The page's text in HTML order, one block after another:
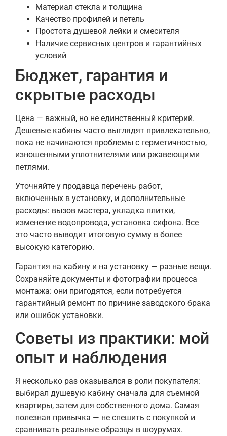
Материал стекла и толщина
Качество профилей и петель
Простота душевой лейки и смесителя
Наличие сервисных центров и гарантийных
условий
Бюджет, гарантия и
скрытые расходы
Цена — важный, но не единственный критерий.
Дешевые кабины часто выглядят привлекательно,
пока не начинаются проблемы с герметичностью,
изношенными уплотнителями или ржавеющими
петлями.
Уточняйте у продавца перечень работ,
включенных в установку, и дополнительные
расходы: вызов мастера, укладка плитки,
изменение водопровода, установка сифона. Все
это часто выводит итоговую сумму в более
высокую категорию.
Гарантия на кабину и на установку — разные вещи.
Сохраняйте документы и фотографии процесса
монтажа: они пригодятся, если потребуется
гарантийный ремонт по причине заводского брака
или ошибок установки.
Советы из практики: мой
опыт и наблюдения
Я несколько раз оказывался в роли покупателя:
выбирал душевую кабину сначала для съемной
квартиры, затем для собственного дома. Самая
полезная привычка — не спешить с покупкой и
сравнивать реальные образцы в шоурумах.